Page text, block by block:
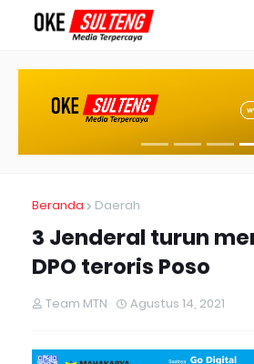
Beranda Daerah
3 Jenderal turun
DPO teroris Poso
Team MTN Agustus 14, 2021